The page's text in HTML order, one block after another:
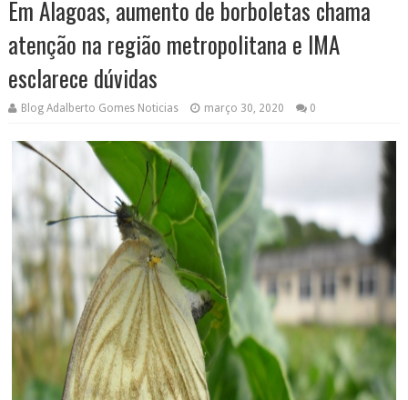
Em Alagoas, aumento de borboletas chama
atenção na região metropolitana e IMA
esclarece dúvidas
Blog Adalberto Gomes Noticias março 30, 2020 0